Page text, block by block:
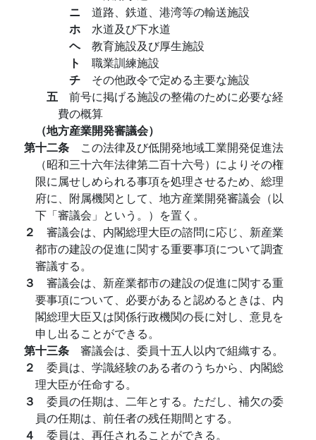
ニ 道路、鉄道、港湾等の輸送施設
ホ 水道及び下水道
ヘ 教育施設及び厚生施設
ト 職業訓練施設
チ その他政令で定める主要な施設
五 前号に掲げる施設の整備のために必要な経
費の概算
（地方産業開発審議会）
第十二条 この法律及び低開発地域工業開発促進法
（昭和三十六年法律第二百十六号）によりその権
限に属せしめられる事項を処理させるため、総理
府に、附属機関として、地方産業開発審議会（以
下「審議会」という。）を置く。
２ 審議会は、内閣総理大臣の諮問に応じ、新産業
都市の建設の促進に関する重要事項について調査
審議する。
３ 審議会は、新産業都市の建設の促進に関する重
要事項について、必要があると認めるときは、内
閣総理大臣又は関係行政機関の長に対し、意見を
申し出ることができる。
第十三条 審議会は、委員十五人以内で組織する。
２ 委員は、学識経験のある者のうちから、内閣総
理大臣が任命する。
３ 委員の任期は、二年とする。ただし、補欠の委
員の任期は、前任者の残任期間とする。
４ 委員は、再任されることができる。